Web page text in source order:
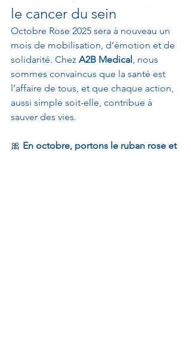
le cancer du sein
Octobre Rose 2025 sera à nouveau un
mois de mobilisation, d’émotion et de
solidarité. Chez A2B Medical , nous
sommes convaincus que la santé est
l’affaire de tous, et que chaque action,
aussi simple soit-elle, contribue à
sauver des vies.
🎀 En octobre, portons le ruban rose et